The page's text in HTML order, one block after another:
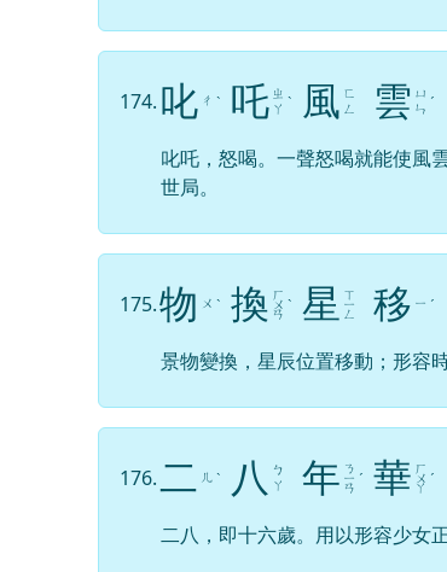
174. 叱 ㄔ ˋ 吒 ㄓ
ㄚ ˋ 風 ㄈ
ㄥ
雲 ㄩ
ㄣ ˊ
叱吒，怒喝。一聲怒喝就能使風
世局。
175.物 ㄨ ˋ 換 ㄏ
ㄨ
ㄢ
ˋ 星 ㄒ
ㄧ
ㄥ 移 ㄧ ˊ
景物變換，星辰位置移動；形容
176.二 ㄦ ˋ 八
ㄅ
ㄚ
年 ㄋ
ㄧ
ㄢ
ˊ 華 ㄏ
ㄨ
ㄚ
ˊ
二八，即十六歲。用以形容少女